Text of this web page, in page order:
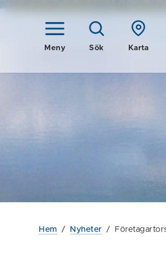
Meny Sök Karta
Hem / Nyheter /